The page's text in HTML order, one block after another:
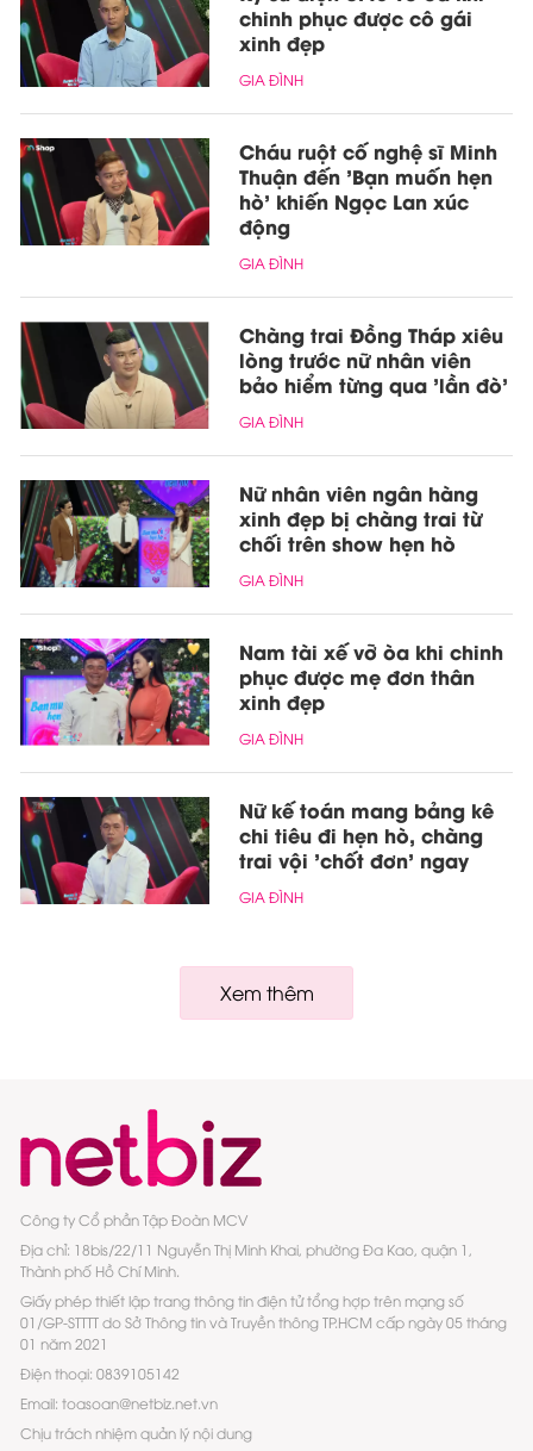
chinh phục được cô gái
xinh đẹp
GIA ĐÌNH
Cháu ruột cố nghệ sĩ Minh
Thuận đến 'Bạn muốn hẹn
hò' khiến Ngọc Lan xúc
động
GIA ĐÌNH
Chàng trai Đồng Tháp xiêu
lòng trước nữ nhân viên
bảo hiểm từng qua 'lần đò'
GIA ĐÌNH
Nữ nhân viên ngân hàng
xinh đẹp bị chàng trai từ
chối trên show hẹn hò
GIA ĐÌNH
Nam tài xế vỡ òa khi chinh
phục được mẹ đơn thân
xinh đẹp
GIA ĐÌNH
Nữ kế toán mang bảng kê
chi tiêu đi hẹn hò, chàng
trai vội 'chốt đơn' ngay
GIA ĐÌNH
Xem thêm
Công ty Cổ phần Tập Đoàn MCV
Địa chỉ: 18bis/22/11 Nguyễn Thị Minh Khai, phường Đa Kao, quận 1,
Thành phố Hồ Chí Minh.
Giấy phép thiết lập trang thông tin điện tử tổng hợp trên mạng số
01/GP-STTTT do Sở Thông tin và Truyền thông TP.HCM cấp ngày 05 tháng
01 năm 2021
Điện thoại: 0839105142
Email: toasoan@netbiz.net.vn
Chịu trách nhiệm quản lý nội dung